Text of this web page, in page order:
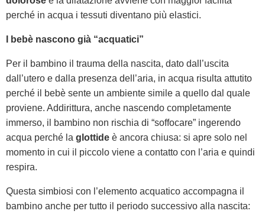
perché in acqua i tessuti diventano più elastici.
I bebè nascono già “acquatici”
Per il bambino il trauma della nascita, dato dall’uscita
dall’utero e dalla presenza dell’aria, in acqua risulta attutito
perché il bebè sente un ambiente simile a quello dal quale
proviene. Addirittura, anche nascendo completamente
immerso, il bambino non rischia di “soffocare” ingerendo
acqua perché la glottide è ancora chiusa: si apre solo nel
momento in cui il piccolo viene a contatto con l’aria e quindi
respira.
Questa simbiosi con l’elemento acquatico accompagna il
bambino anche per tutto il periodo successivo alla nascita: